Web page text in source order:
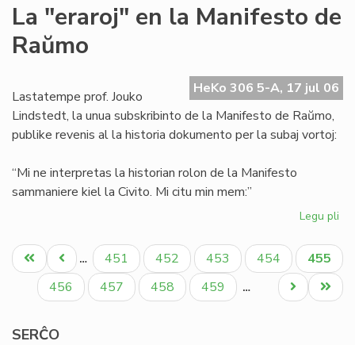
La "eraroj" en la Manifesto de
Raŭmo
HeKo 306 5-A, 17 jul 06
Lastatempe prof. Jouko
Lindstedt, la unua subskribinto de la Manifesto de Raŭmo,
publike revenis al la historia dokumento per la subaj vortoj:
“Mi ne interpretas la historian rolon de la Manifesto
sammaniere kiel la Civito. Mi citu min mem:”
Legu pli
en
la
Pagination
Unua
paĝo
Antaŭa
paĝo
… Paĝo
451 Paĝo
452 Paĝo
453 Paĝo
454
Aktuala
paĝo
455
Paĝo
456 Paĝo
457 Paĝo
458 Paĝo
459 …
Last
page
Next
page
SERĈO